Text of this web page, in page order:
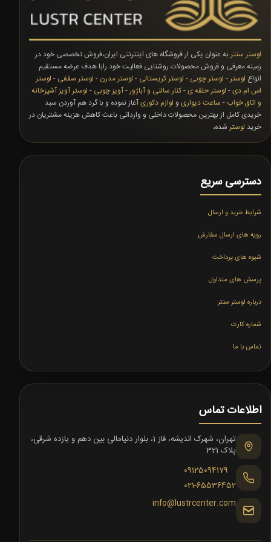
لوستر سنتر به عنوان یکی ار فروشگاه های اینترنتی ایران،فروش تخصصی خود در
زمینه معرفی و فروش محصولات روشنایی فعالیت خود رابا هدف عرضه مستقیم
انواع لوستر - لوستر چوبی - لوستر کریستالی - لوستر مدرن - لوستر سقفی - لوستر
اس ام دی- لوستر حلقه ی-کنار سالنی و آباژور-آویز چوبی - لوستر آویز آشپزخانه
و اتاق خواب - ساعت دیواری و لوازم دکوریآغاز نموده و با گرد هم آوردن سبد
خریدی کامل از بهترین محصولات داخلی و وارداتی باعث کاهش هزینه مشتریان در
خرید لوستر شده،
دسترسی سریع
شرایط خرید و ارسال
رویه های ارسال سفارش
شیوه های پرداخت
پرسش های متداول
درباره لوستر سنتر
شماره کارت
تماس با ما
اطلاعات تماس
تهران، شهرک اندیشه، فاز 1، بلوار دنیامالی بین دهم و یازده شرقی،
پلاک 321
09125094179
021-65536452
info@lustrcenter.com